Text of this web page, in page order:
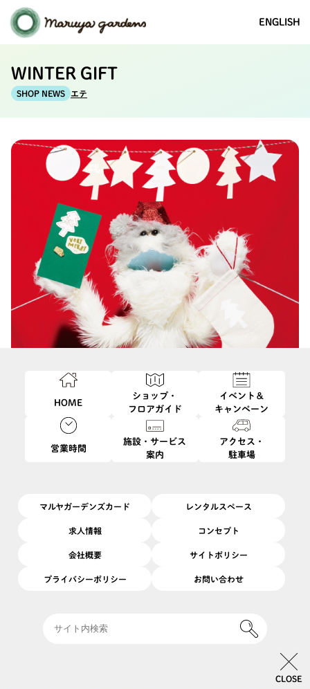
ENGLISH
HOME
ショップ・
フロアガイド
イベント＆
キャンペーン
営業時間
施設・サービス
案内
アクセス・
駐車場
マルヤガーデンズカード レンタルスペース
求人情報 コンセプト
会社概要 サイトポリシー
プライバシーポリシー お問い合わせ
CLOSE
WINTER GIFT
エテ
このイベントは終了しました
11/1（土）より、同日発売の新作を含んで、税込24,200円以上ご
定。無くなり次第終了）